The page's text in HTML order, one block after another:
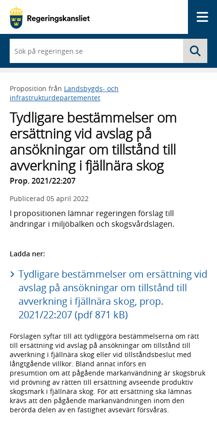
du
börjar
skriva
framträder
en
med
sökförslag
Proposition från Landsbygds- och
infrastrukturdepartementet
Tydligare bestämmelser om
ersättning vid avslag på
ansökningar om tillstånd till
avverkning i fjällnära skog
Prop. 2021/22:207
Publicerad 05 april 2022
I propositionen lämnar regeringen förslag till
ändringar i miljöbalken och skogsvårdslagen.
Ladda ner:
Tydligare bestämmelser om ersättning vid
avslag på ansökningar om tillstånd till
avverkning i fjällnära skog, prop.
2021/22:207 (pdf 871 kB)
Förslagen syftar till att tydliggöra bestämmelserna om rätt
till ersättning vid avslag på ansökningar om tillstånd till
avverkning i fjällnära skog eller vid tillståndsbeslut med
långtgående villkor. Bland annat införs en
presumtion om att pågående markanvändning är skogsbruk
vid prövning av rätten till ersättning avseende produktiv
skogsmark i fjällnära skog. För att ersättning ska lämnas
krävs att den pågående markanvändningen inom den
berörda delen av en fastighet avsevärt försvåras.